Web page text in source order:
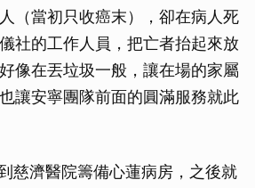
（當初只收癌末），卻在病人死
社的工作人員，把亡者抬起來放
像在丟垃圾一般，讓在場的家屬
讓安寧團隊前面的圓滿服務就此
慈濟醫院籌備心蓮病房，之後就